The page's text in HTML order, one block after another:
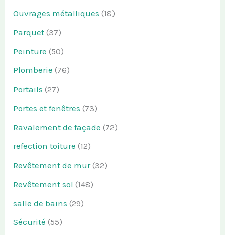
Ouvrages métalliques (18)
Parquet (37)
Peinture (50)
Plomberie (76)
Portails (27)
Portes et fenêtres (73)
Ravalement de façade (72)
refection toiture (12)
Revêtement de mur(32)
Revêtement sol (148)
salle de bains (29)
Sécurité (55)